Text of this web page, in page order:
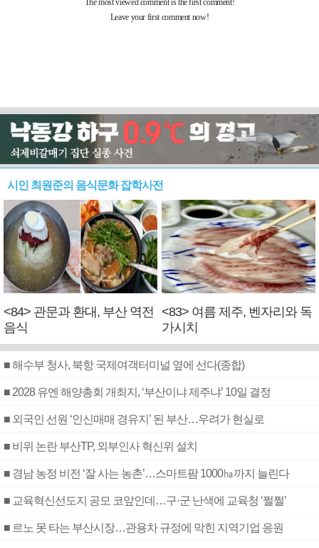
시인 최원준의 음식문화 잡학사전
<84> 관문과 환대, 부산 역전
음식
<83> 여름 제주, 벤자리와 독
가시치
■ 해수부 청사, 북항 국제여객터미널 옆에 선다(종합)
■ 2028 유엔 해양총회 개최지, ‘부산이냐 제주냐’ 10일 결정
■ 외국인 선원 ‘인신매매 경유지’ 된 부산…우려가 현실로
■ 비위 논란 부산TP, 외부인사 혁신위 설치
■ 경남 농정 비전 ‘잘 사는 농촌’…스마트팜 1000㏊까지 늘린다
■ 교육혁신선도지 공모 코앞인데…구·군 난색에 교육청 ‘쩔쩔’
■ 르노 못 타는 부산시장…관용차 규정에 막힌 지역기업 응원